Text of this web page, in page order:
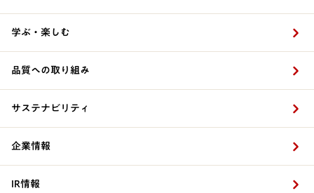
学ぶ・楽しむ
品質への取り組み
サステナビリティ
企業情報
IR情報